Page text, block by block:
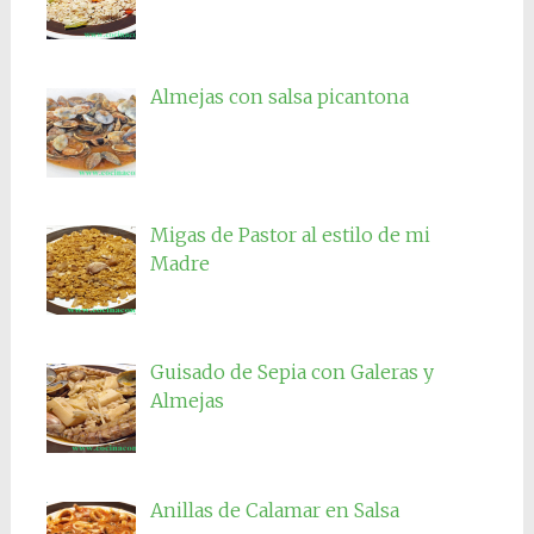
Almejas con salsa picantona
Migas de Pastor al estilo de mi
Madre
Guisado de Sepia con Galeras y
Almejas
Anillas de Calamar en Salsa